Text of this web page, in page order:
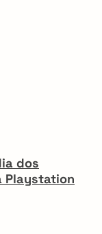
dos
Playstation